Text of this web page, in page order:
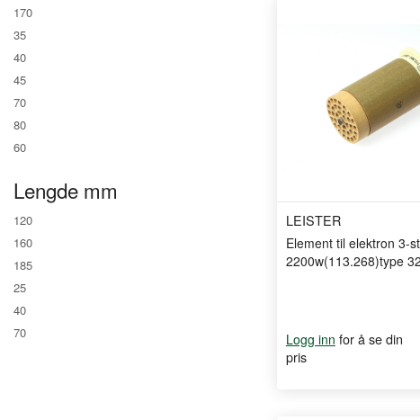
LEISTER
Element til elektron 3-
2200w(113.268)type 32
Logg inn for å se din
pris
170
35
40
45
70
80
60
Lengde mm
120
160
185
25
40
70